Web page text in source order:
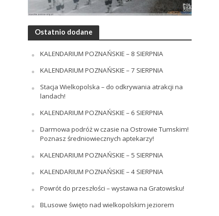
Ostatnio dodane
KALENDARIUM POZNAŃSKIE – 8 SIERPNIA
KALENDARIUM POZNAŃSKIE – 7 SIERPNIA
Stacja Wielkopolska – do odkrywania atrakcji na
landach!
KALENDARIUM POZNAŃSKIE – 6 SIERPNIA
Darmowa podróż w czasie na Ostrowie Tumskim!
Poznasz średniowiecznych aptekarzy!
KALENDARIUM POZNAŃSKIE – 5 SIERPNIA
KALENDARIUM POZNAŃSKIE – 4 SIERPNIA
Powrót do przeszłości – wystawa na Gratowisku!
BLusowe święto nad wielkopolskim jeziorem